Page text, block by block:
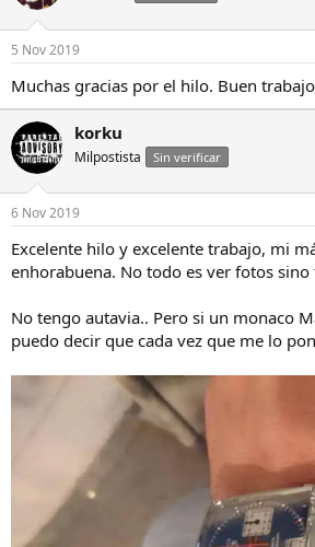
5 Nov 2019
Muchas gracias por el hilo. Buen
korku
Milpostista Sin verificar
6 Nov 2019
Excelente hilo y excelente trabajo, mi
enhorabuena. No todo es ver fotos
No tengo autavia.. Pero si un monaco
puedo decir que cada vez que me lo